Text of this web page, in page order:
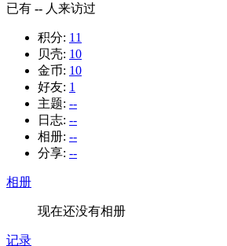
已有 -- 人来访过
积分: 11
贝壳: 10
金币: 10
好友: 1
主题: --
日志: --
相册: --
分享: --
相册
现在还没有相册
记录